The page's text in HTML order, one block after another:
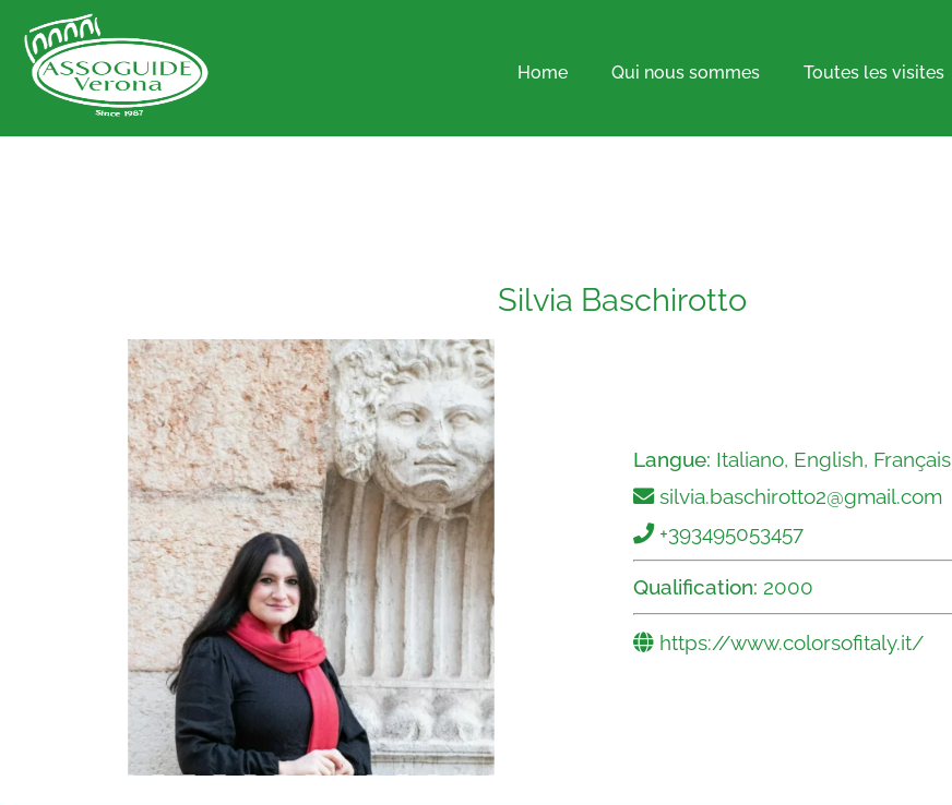
Home Qui nous sommes Toutes les visites
Silvia Baschirotto
Langue: Italiano, English, Français
silvia.baschirotto2@gmail.com
+393495053457
Qualification: 2000
https://www.colorsofitaly.it/